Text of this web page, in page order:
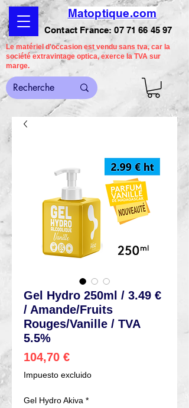
Matoptique.com
Contact France:07 71 66 45 97
Le matériel d'occasion est vendu sans tva, car la
société extravintage optica, exerce la TVA sur
marge.
Gel Hydro 250ml / 3.49 €
/ Amande/Fruits
Rouges/Vanille / TVA
5.5%
104,70 €Precio
Impuesto excluido
Gel Hydro Akiva *